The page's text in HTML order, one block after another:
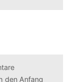
den Anfang